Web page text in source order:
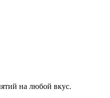
на любой вкус.